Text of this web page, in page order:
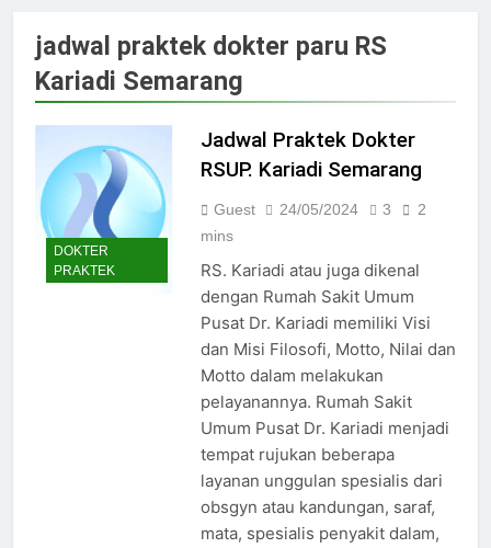
Jadwal Dokter RS PKU Solo:
Poliklinik Spesialis Terbaru
15/07/2025
Maguan Husada Wonogiri
15/07/2025
Daftar online rs sarila
husada sragen
15/07/2025
Salatiga 2025
15/07/2025
Jadwal Dokter RS Mulia
Hati Wonogiri
15/07/2025
Pendaftaran Pasien BPJS
RSUD Bung Karno
24/05/2024
Pendaftaran Pasien BPJS
RSUD Banyumas
24/05/2024
jadwal praktek dokter paru RS
Kariadi Semarang
DOKTER
PRAKTEK
Jadwal Praktek Dokter
RSUP. Kariadi Semarang
Guest 24/05/2024 3
2
mins
RS. Kariadi atau juga dikenal
dengan Rumah Sakit Umum
Pusat Dr. Kariadi memiliki Visi
dan Misi Filosofi, Motto, Nilai dan
Motto dalam melakukan
pelayanannya. Rumah Sakit
Umum Pusat Dr. Kariadi menjadi
tempat rujukan beberapa
layanan unggulan spesialis dari
obsgyn atau kandungan, saraf,
mata, spesialis penyakit dalam,